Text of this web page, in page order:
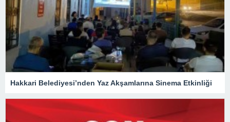
Hakkari Belediyesi’nden Yaz Akşamlarına Sinema Etkinliği